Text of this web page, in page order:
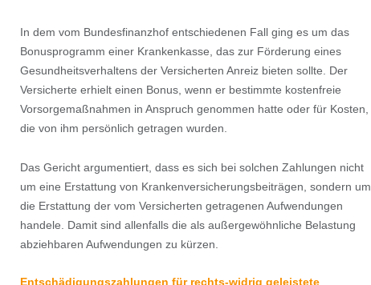
In dem vom Bundesfinanzhof entschiedenen Fall ging es um das
Bonusprogramm einer Krankenkasse, das zur Förderung eines
Gesundheitsverhaltens der Versicherten Anreiz bieten sollte. Der
Versicherte erhielt einen Bonus, wenn er bestimmte kostenfreie
Vorsorgemaßnahmen in Anspruch genommen hatte oder für Kosten,
die von ihm persönlich getragen wurden.
Das Gericht argumentiert, dass es sich bei solchen Zahlungen nicht
um eine Erstattung von Krankenversicherungsbeiträgen, sondern um
die Erstattung der vom Versicherten getragenen Aufwendungen
handele. Damit sind allenfalls die als außergewöhnliche Belastung
abziehbaren Aufwendungen zu kürzen.
Entschädigungszahlungen für rechts-widrig geleistete